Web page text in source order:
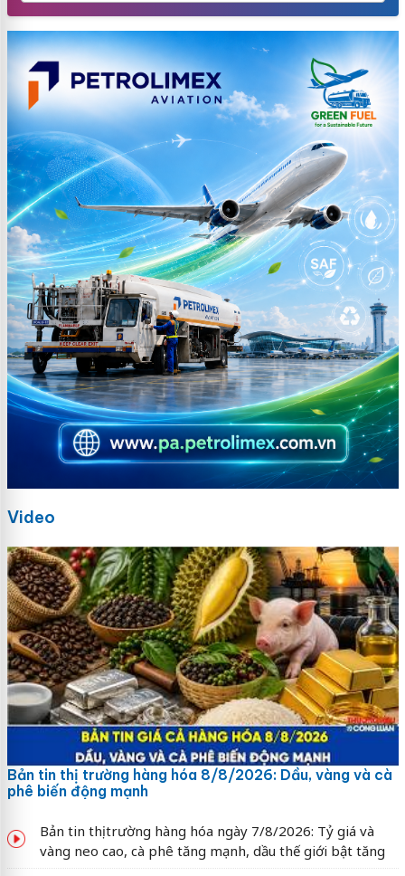
Video
Bản tin thị trường hàng hóa 8/8/2026: Dầu, vàng và cà
phê biến động mạnh
Bản tin thị trường hàng hóa ngày 7/8/2026: Tỷ giá và
vàng neo cao, cà phê tăng mạnh, dầu thế giới bật tăng